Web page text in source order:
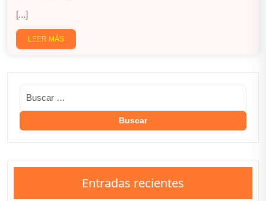
[...]
LEER MÁS
Entradas recientes